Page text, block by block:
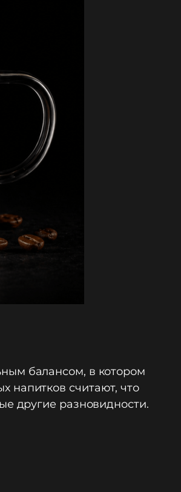
балансом, в котором
напитков считают, что
другие разновидности.